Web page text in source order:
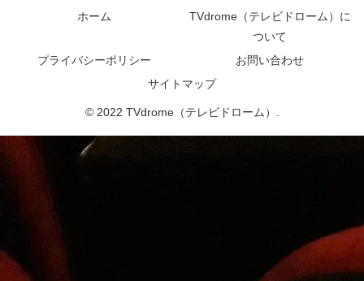
ホーム
TVdrome（テレビドローム）に
ついて
プライバシーポリシー
お問い合わせ
サイトマップ
© 2022 TVdrome（テレビドローム）.